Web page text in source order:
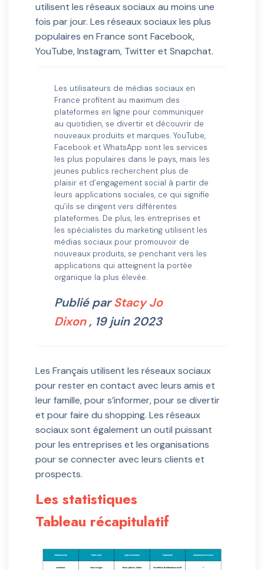
utilisent les réseaux sociaux au moins une
fois par jour. Les réseaux sociaux les plus
populaires en France sont Facebook,
YouTube, Instagram, Twitter et Snapchat.
Les utilisateurs de médias sociaux en
France profitent au maximum des
plateformes en ligne pour communiquer
au quotidien, se divertir et découvrir de
nouveaux produits et marques. YouTube,
Facebook et WhatsApp sont les services
les plus populaires dans le pays, mais les
jeunes publics recherchent plus de
plaisir et d’engagement social à partir de
leurs applications sociales, ce qui signifie
qu’ils se dirigent vers différentes
plateformes. De plus, les entreprises et
les spécialistes du marketing utilisent les
médias sociaux pour promouvoir de
nouveaux produits, se penchant vers les
applications qui atteignent la portée
organique la plus élevée.
Publié parStacy Jo
Dixon, 19 juin 2023
Les Français utilisent les réseaux sociaux
pour rester en contact avec leurs amis et
leur famille, pour s’informer, pour se divertir
et pour faire du shopping. Les réseaux
sociaux sont également un outil puissant
pour les entreprises et les organisations
pour se connecter avec leurs clients et
prospects.
Les statistiques
Tableau récapitulatif